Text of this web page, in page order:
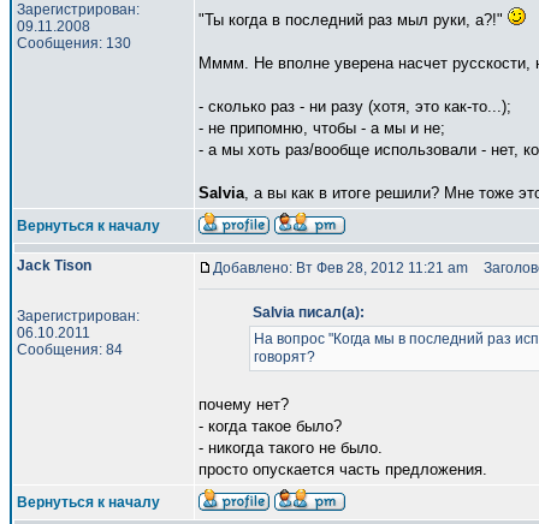
Зарегистрирован:
09.11.2008
Сообщения: 130
"Ты когда в последний раз мыл руки, а?!"
Мммм. Не вполне уверена насчет русскости,
- сколько раз - ни разу (хотя, это как-то...);
- не припомню, чтобы - а мы и не;
- а мы хоть раз/вообще использовали - нет,
Salvia, а вы как в итоге решили? Мне тоже
Вернуться к началу
Jack Tison
Зарегистрирован:
06.10.2011
Сообщения: 84
Добавлено: Вт Фев 28, 2012 11:21 am
Salvia писал(а):
На вопрос "Когда мы в последний раз
говорят?
почему нет?
- когда такое было?
- никогда такого не было.
просто опускается часть предложения.
Вернуться к началу